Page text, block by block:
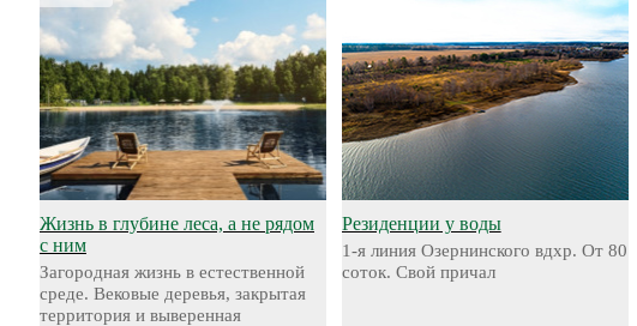
Жизнь в глубине леса, а не рядом
с ним
Загородная жизнь в естественной
среде. Вековые деревья, закрытая
территория и выверенная
Резиденции у воды
1-я линия Озернинского вдхр. От 80
соток. Свой причал